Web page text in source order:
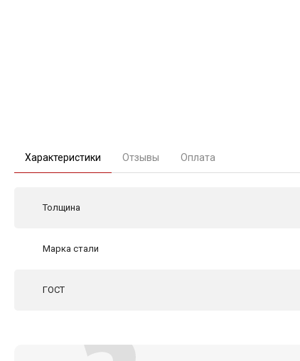
Характеристики Отзывы Оплата
Толщина
Марка стали
ГОСТ